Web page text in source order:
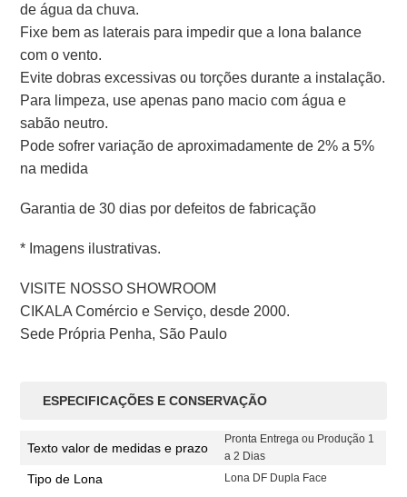
de água da chuva.
Fixe bem as laterais para impedir que a lona balance
com o vento.
Evite dobras excessivas ou torções durante a instalação.
Para limpeza, use apenas pano macio com água e
sabão neutro.
Pode sofrer variação de aproximadamente de 2% a 5%
na medida
Garantia de 30 dias por defeitos de fabricação
* Imagens ilustrativas.
VISITE NOSSO SHOWROOM
CIKALA Comércio e Serviço, desde 2000.
Sede Própria Penha, São Paulo
ESPECIFICAÇÕES E CONSERVAÇÃO
Texto valor de medidas e prazo
Pronta Entrega ou Produção 1
a 2 Dias
Tipo de Lona Lona DF Dupla Face